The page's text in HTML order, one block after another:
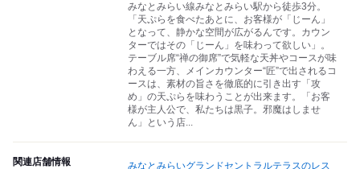
みなとみらい線みなとみらい駅から徒歩3分。
「天ぷらを食べたあとに、お客様が「じーん」
となって、静かな空間が広がるんです。カウン
ターではその「じーん」を味わって欲しい」。
テーブル席“禅の御席”で気軽な天丼やコースが味
わえる一方、メインカウンター“匠”で出されるコ
ースは、素材の旨さを徹底的に引き出す「攻
め」の天ぷらを味わうことが出来ます。「お客
様が主人公で、私たちは黒子。邪魔はしませ
ん」という店...
関連店舗情報
みなとみらいグランドセントラルテラスのレス